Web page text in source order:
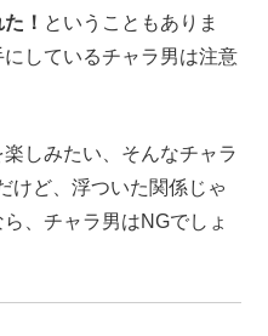
！ ということもありま
しているチャラ男は注意
しみたい、そんなチャラ
けど、浮ついた関係じゃ
、チャラ男はNGでしょ